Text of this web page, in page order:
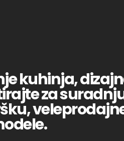
kuhinja,
za